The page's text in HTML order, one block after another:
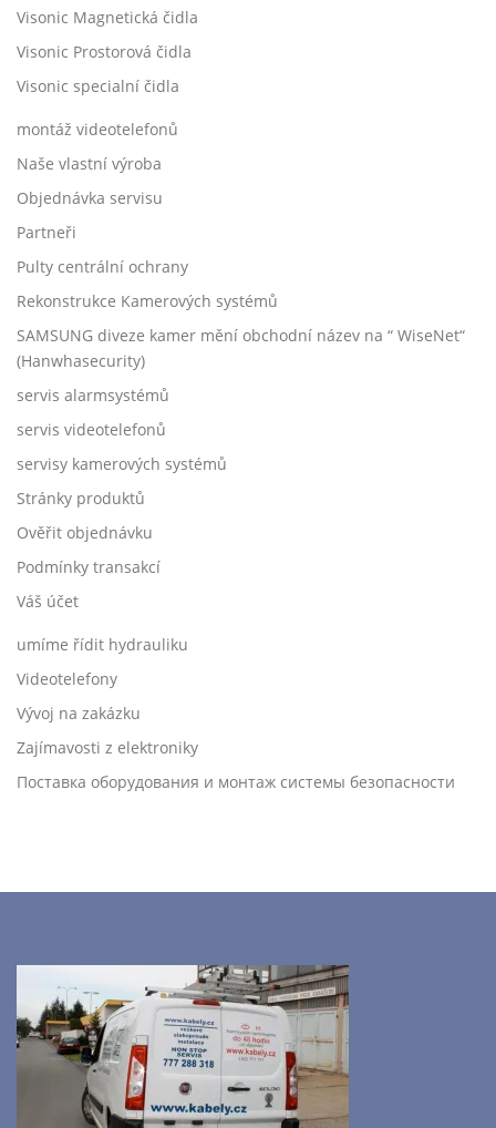
Visonic Magnetická čidla
Visonic Prostorová čidla
Visonic specialní čidla
montáž videotelefonů
Naše vlastní výroba
Objednávka servisu
Partneři
Pulty centrální ochrany
Rekonstrukce Kamerových systémů
SAMSUNG diveze kamer mění obchodní název na “ WiseNet“
(Hanwhasecurity)
servis alarmsystémů
servis videotelefonů
servisy kamerových systémů
Stránky produktů
Ověřit objednávku
Podmínky transakcí
Váš účet
umíme řídit hydrauliku
Videotelefony
Vývoj na zakázku
Zajímavosti z elektroniky
Поставка оборудования и монтаж системы безопасности